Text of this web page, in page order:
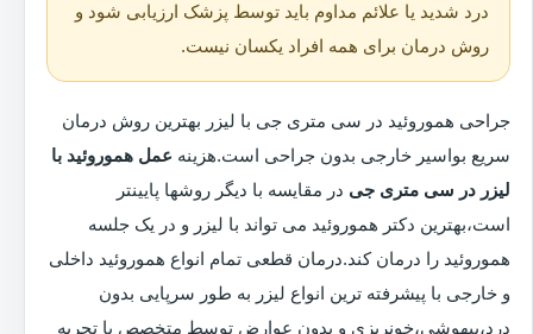
درد شدید یا علائم مداوم باید توسط پزشک ارزیابی شود و
روش درمان برای همه افراد یکسان نیست.
جراحی هموروئید در سی متری جی با لیزر بهترین روش درمان
سریع بواسیر خارجی بدون جراحی است.هزینه عمل هموروئید با
لیزر در سی متری جی در مقایسه با دیگر روشها پایینتر
است،بهترین دکتر هموروئید می تواند با لیزر و در یک جلسه
هموروئید را درمان کند.درمان قطعی تمام انواع هموروئید داخلی
و خارجی با پیشرفته ترین انواع لیزر به طور سرپایی بدون
درد،بیهوشی،خونریزی و بدون عوارض توسط متخصص با تجربه